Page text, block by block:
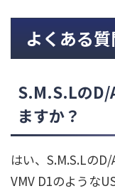
よくある
S.M.S.LのD/
ますか？
はい、S.M.S.Lの
VMV D1のような